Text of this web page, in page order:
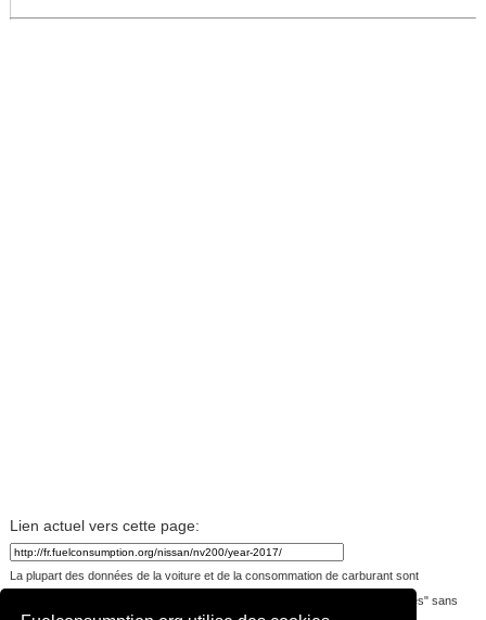
Lien actuel vers cette page:
La plupart des données de la voiture et de la consommation de carburant sont
téléchargées par les visiteurs du site. Les données sont fournies "telles quelles" sans